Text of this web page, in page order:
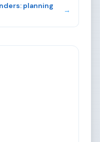
planning
→